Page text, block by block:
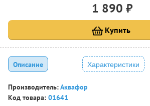
1 890 ₽
Купить
Описание Характеристики
Производитель:Аквафор
Код товара: 01641